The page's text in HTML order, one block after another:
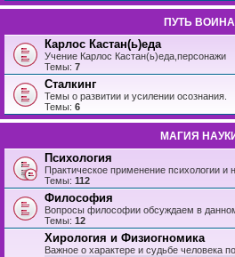
ПУТЬ ВОИНА
Карлос Кастан(ь)еда
Учение Карлос Кастан(ь)еда,персонажи
Темы: 7
Сталкинг
Темы о развитии и усилении осознания.
Темы: 6
МАГИЯ
Психология
Практическое применение психологии и
Темы: 112
Философия
Вопросы философии обсуждаем в
Темы: 12
Хирология и Физиогномика
Важное о характере и судьбе человека